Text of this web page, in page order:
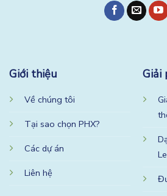
Giới thiệu
Về chúng tôi
Tại sao chọn PHX?
Các dự án
Liên hệ
Giải